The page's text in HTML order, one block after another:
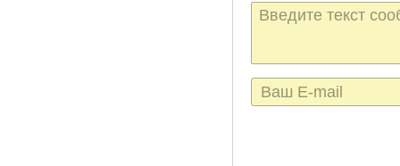
Текст
сообщения
E-
mail